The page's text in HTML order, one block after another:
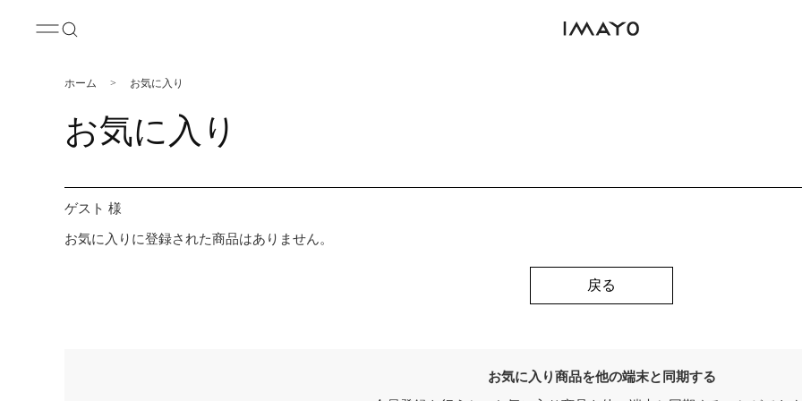
ホーム > お気に入り
お気に入り
ゲスト 様
お気に入りに登録された商品はありません。
戻る
お気に入り商品を他の端末と同期する